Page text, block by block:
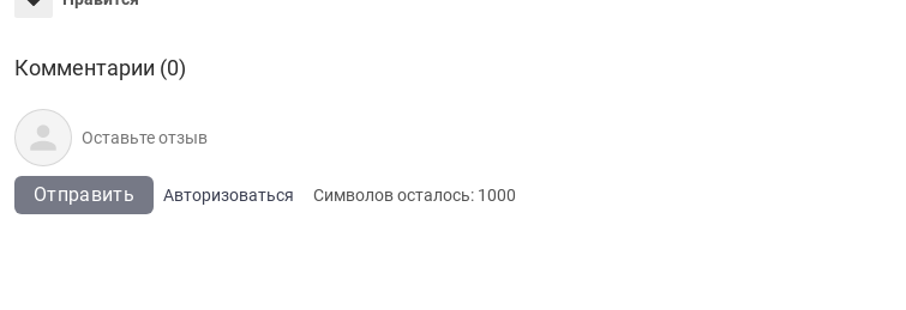
Комментарии (0)
Отправить Авторизоваться Символов осталось: 1000